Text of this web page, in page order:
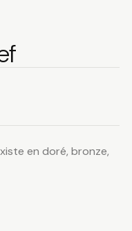
en doré, bronze,